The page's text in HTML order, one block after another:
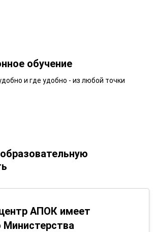
обучение
и где удобно - из любой точки
АПОК имеет
Министерства